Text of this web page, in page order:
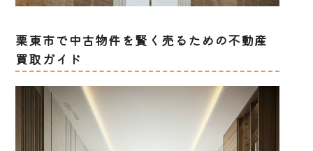
栗東市で中古物件を賢く売るための不動産
買取ガイド